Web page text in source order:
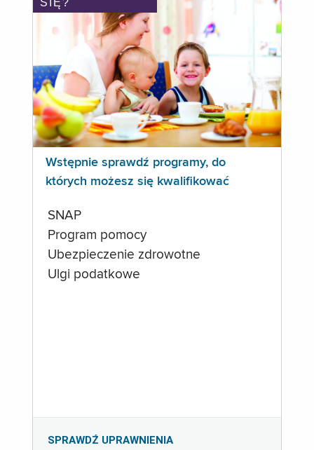
SIĘ?
Wstępnie sprawdź programy, do
których możesz się kwalifikować
SNAP
Program pomocy
Ubezpieczenie zdrowotne
Ulgi podatkowe
SPRAWDŹ UPRAWNIENIA